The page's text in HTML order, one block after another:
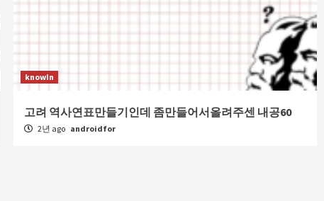
knowIn
고려 역사연표만들기인데 좀만들어서올려주센 내공60
2년 ago androidfor